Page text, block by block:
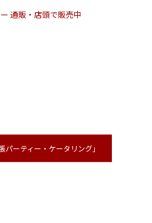
パーティー・ケータリング」